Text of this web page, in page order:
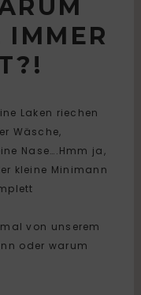
IMMER
Laken riechen
Wäsche,
Nase….Hmm ja,
kleine Minimann
von unserem
oder warum